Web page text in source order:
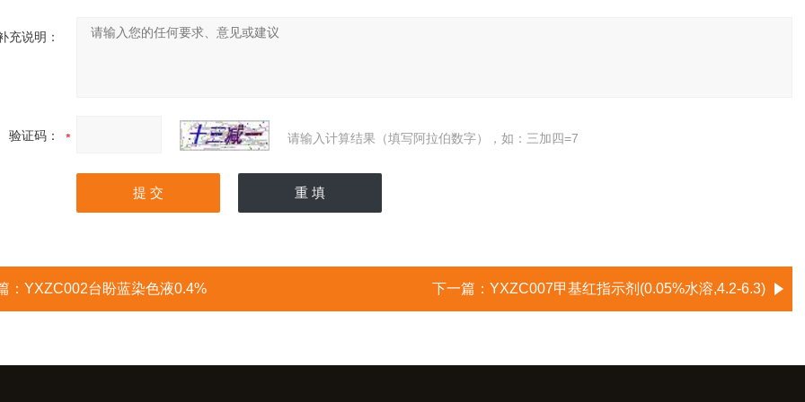
充说明：
验证码： 请输入计算结果（填写阿拉伯数字），如：三加四=7
： YXZC002台盼蓝染色液0.4% 下一篇： YXZC007甲基红指示剂(0.05%水溶,4.2-6.3)